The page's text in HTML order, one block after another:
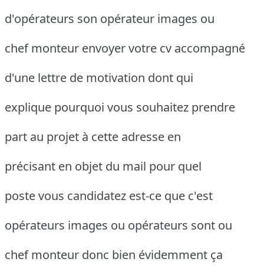
d'opérateurs son opérateur images ou
chef monteur envoyer votre cv accompagné
d'une lettre de motivation dont qui
explique pourquoi vous souhaitez prendre
part au projet à cette adresse en
précisant en objet du mail pour quel
poste vous candidatez est-ce que c'est
opérateurs images ou opérateurs sont ou
chef monteur donc bien évidemment ça